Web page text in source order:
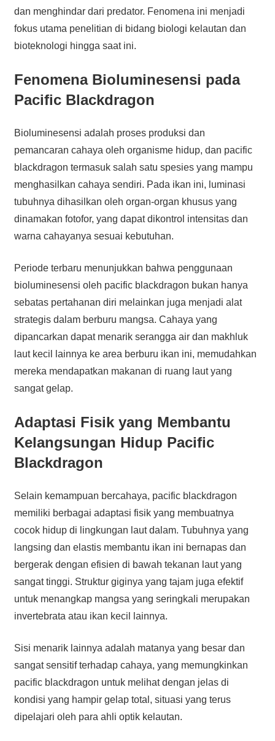
dan menghindar dari predator. Fenomena ini menjadi
fokus utama penelitian di bidang biologi kelautan dan
bioteknologi hingga saat ini.
Fenomena Bioluminesensi pada
Pacific Blackdragon
Bioluminesensi adalah proses produksi dan
pemancaran cahaya oleh organisme hidup, dan pacific
blackdragon termasuk salah satu spesies yang mampu
menghasilkan cahaya sendiri. Pada ikan ini, luminasi
tubuhnya dihasilkan oleh organ-organ khusus yang
dinamakan fotofor, yang dapat dikontrol intensitas dan
warna cahayanya sesuai kebutuhan.
Periode terbaru menunjukkan bahwa penggunaan
bioluminesensi oleh pacific blackdragon bukan hanya
sebatas pertahanan diri melainkan juga menjadi alat
strategis dalam berburu mangsa. Cahaya yang
dipancarkan dapat menarik serangga air dan makhluk
laut kecil lainnya ke area berburu ikan ini, memudahkan
mereka mendapatkan makanan di ruang laut yang
sangat gelap.
Adaptasi Fisik yang Membantu
Kelangsungan Hidup Pacific
Blackdragon
Selain kemampuan bercahaya, pacific blackdragon
memiliki berbagai adaptasi fisik yang membuatnya
cocok hidup di lingkungan laut dalam. Tubuhnya yang
langsing dan elastis membantu ikan ini bernapas dan
bergerak dengan efisien di bawah tekanan laut yang
sangat tinggi. Struktur giginya yang tajam juga efektif
untuk menangkap mangsa yang seringkali merupakan
invertebrata atau ikan kecil lainnya.
Sisi menarik lainnya adalah matanya yang besar dan
sangat sensitif terhadap cahaya, yang memungkinkan
pacific blackdragon untuk melihat dengan jelas di
kondisi yang hampir gelap total, situasi yang terus
dipelajari oleh para ahli optik kelautan.